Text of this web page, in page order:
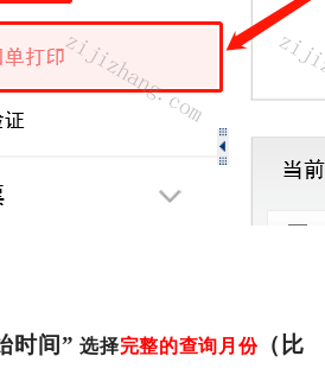
时间”选择完整的查询月份
（比